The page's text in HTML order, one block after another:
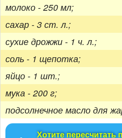
молоко - 250 мл;
сахар - 3 ст. л.;
сухие дрожжи - 1 ч. л.;
соль - 1 щепотка;
яйцо - 1 шт.;
мука - 200 г;
подсолнечное масло для
Хотите пересчитать